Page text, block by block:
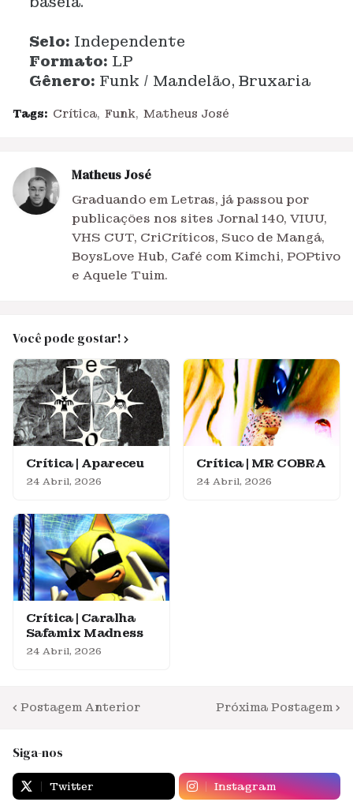
Selo: Independente
Formato: LP
Gênero: Funk / Mandelão, Bruxaria
Tags: Crítica Funk Matheus José
Matheus José
Graduando em Letras, já passou por
publicações nos sites Jornal 140, VIUU,
VHS CUT, CriCríticos, Suco de Mangá,
BoysLove Hub, Café com Kimchi, POPtivo
e Aquele Tuim.
Você pode gostar!
Crítica | Apareceu
24 Abril, 2026
Crítica | MR COBRA
24 Abril, 2026
Crítica | Caralha
Safamix Madness
24 Abril, 2026
Postagem Anterior Próxima Postagem
Siga-nos
Twitter Instagram